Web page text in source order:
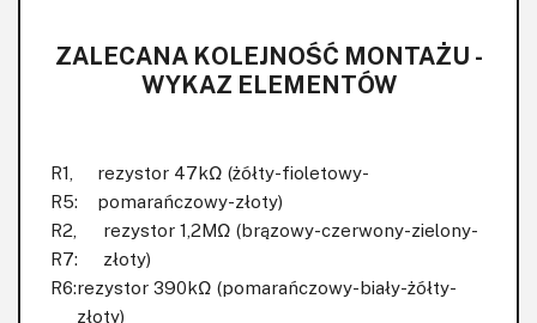
ZALECANA KOLEJNOŚĆ MONTAŻU -
WYKAZ ELEMENTÓW
R1,
R5:
rezystor 47kΩ (żółty-fioletowy-
pomarańczowy-złoty)
R2,
R7:
rezystor 1,2MΩ (brązowy-czerwony-zielony-
złoty)
R6:rezystor 390kΩ (pomarańczowy-biały-żółty-
złoty)